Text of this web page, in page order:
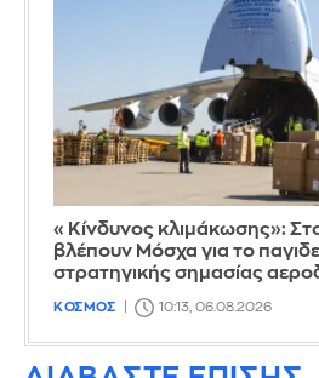
«Κίνδυνος κλιμάκωσης»:
βλέπουν Μόσχα για το
στρατηγικής σημασίας
ΚΟΣΜΟΣ 10:13, 06.08.2026